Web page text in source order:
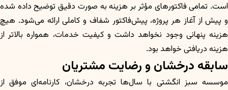
است. تمامی فاکتورهای مؤثر بر هزینه به صورت دقیق توضیح داده شده
و پیش از آغاز هر پروژه، پیش‌فاکتور شفاف و کاملی ارائه می‌شود. هیچ
هزینه پنهانی وجود نخواهد داشت و کیفیت خدمات، همواره بالاتر از
هزینه دریافتی خواهد بود.
سابقه درخشان و رضایت مشتریان
موسسه سبز انگشتی با سال‌ها تجربه درخشان، کارنامه‌ای موفق از